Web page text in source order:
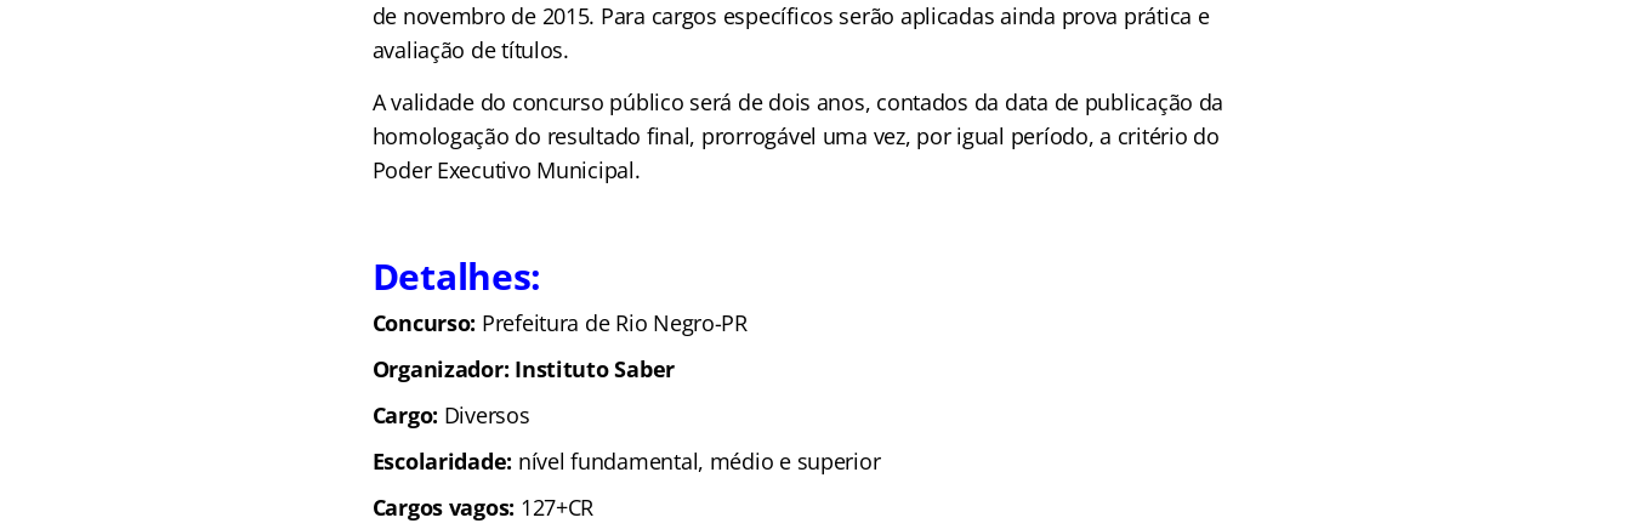
de novembro de 2015. Para cargos específicos serão aplicadas ainda prova prática e
avaliação de títulos.
A validade do concurso público será de dois anos, contados da data de publicação da
homologação do resultado final, prorrogável uma vez, por igual período, a critério do
Poder Executivo Municipal.
Detalhes:
Concurso: Prefeitura de Rio Negro-PR
Organizador: Instituto Saber
Cargo: Diversos
Escolaridade: nível fundamental, médio e superior
Cargos vagos: 127+CR